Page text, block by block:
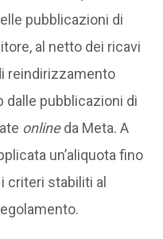
pubblicazioni di
al netto dei ricavi
reindirizzamento
dalle pubblicazioni di
onlineda Meta. A
un’aliquota fino
criteri stabiliti al